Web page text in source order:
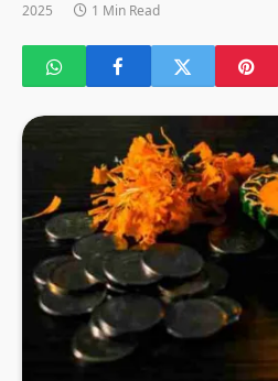
2025
1 Min Read